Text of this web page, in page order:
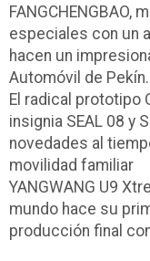
FANGCHENGBAO,
especiales con un
hacen un
Automóvil de Pekín.
El radical prototipo
insignia SEAL 08 y
novedades al
movilidad familiar
YANGWANG U9
mundo hace su
producción final